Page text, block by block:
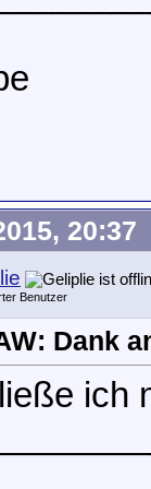
20:37
Benutzer
Dank
ich